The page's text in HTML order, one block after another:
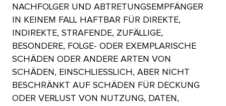
NACHFOLGER UND ABTRETUNGSEMPFÄNGER
IN KEINEM FALL HAFTBAR FÜR DIREKTE,
INDIREKTE, STRAFENDE, ZUFÄLLIGE,
BESONDERE, FOLGE- ODER EXEMPLARISCHE
SCHÄDEN ODER ANDERE ARTEN VON
SCHÄDEN, EINSCHLIESSLICH, ABER NICHT
BESCHRÄNKT AUF SCHÄDEN FÜR DECKUNG
ODER VERLUST VON NUTZUNG, DATEN,